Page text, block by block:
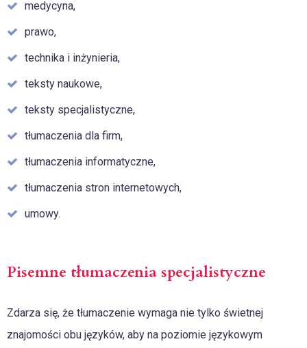
medycyna,
prawo,
technika i inżynieria,
teksty naukowe,
teksty specjalistyczne,
tłumaczenia dla firm,
tłumaczenia informatyczne,
tłumaczenia stron internetowych,
umowy.
Pisemne tłumaczenia specjalistyczne
Zdarza się, że tłumaczenie wymaga nie tylko świetnej
znajomości obu języków, aby na poziomie językowym